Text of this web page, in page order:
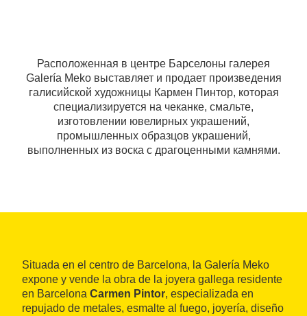
Расположенная в центре Барселоны галерея
Galería Meko выставляет и продает произведения
галисийской художницы Кармен Пинтор, которая
специализируется на чеканке, смальте,
изготовлении ювелирных украшений,
промышленных образцов украшений,
выполненных из воска с драгоценными камнями.
Situada en el centro de Barcelona, la Galería Meko
expone y vende la obra de la joyera gallega residente
en Barcelona Carmen Pintor, especializada en
repujado de metales, esmalte al fuego, joyería, diseño